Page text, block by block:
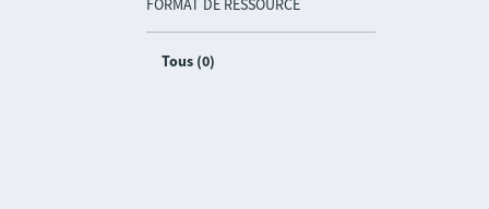
FORMAT DE RESSOURCE
Tous (0)